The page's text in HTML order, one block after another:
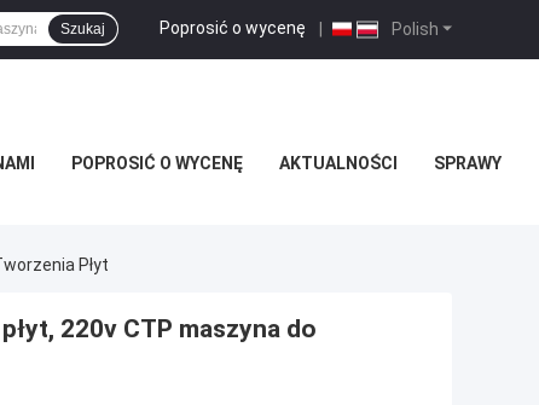
Polish
Poprosić o wycenę |
Szukaj
POPROSIĆ O WYCENĘ AKTUALNOŚCI SPRAWY
Płyt
220v CTP maszyna do